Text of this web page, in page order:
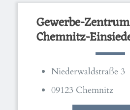
Gewerbe-Zentrum
Chemnitz-
Niederwaldstraße 3
09123 Chemnitz